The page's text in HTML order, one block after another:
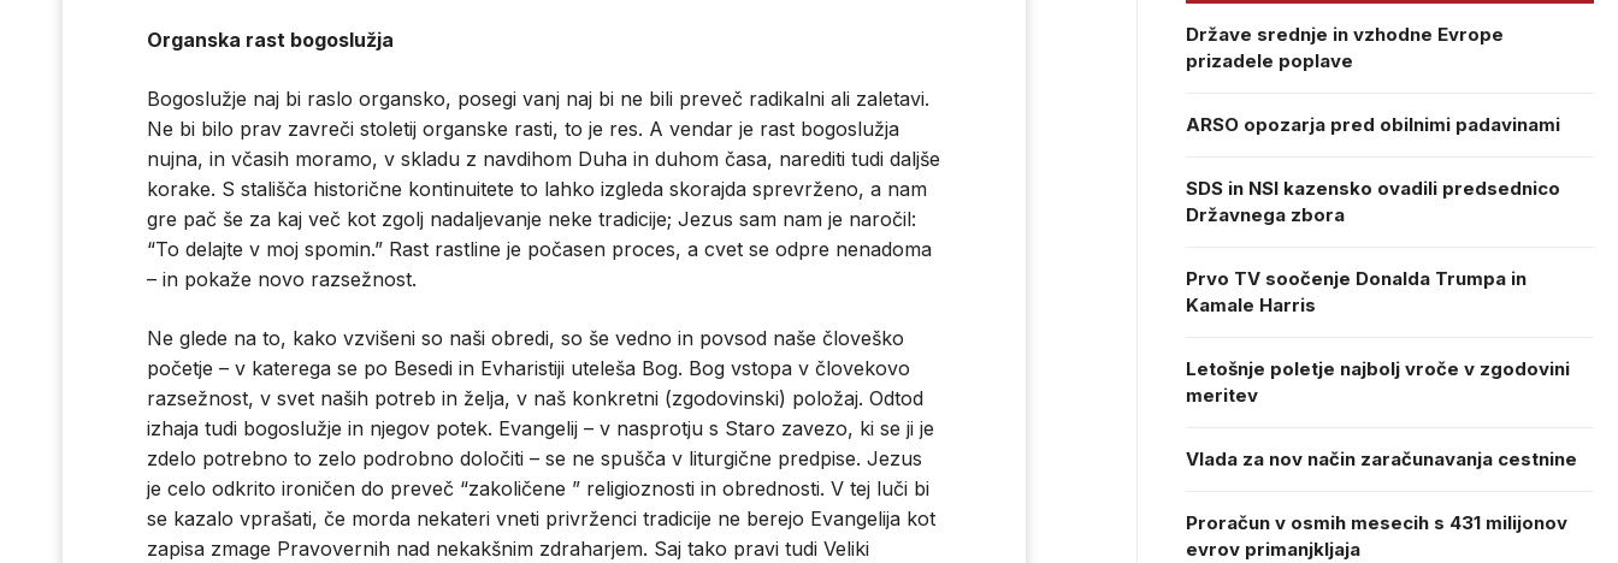
Organska rast bogoslužja
Bogoslužje naj bi raslo organsko, posegi vanj naj bi ne bili preveč radikalni ali zaletavi.
Ne bi bilo prav zavreči stoletij organske rasti, to je res. A vendar je rast bogoslužja
nujna, in včasih moramo, v skladu z navdihom Duha in duhom časa, narediti tudi daljše
korake. S stališča historične kontinuitete to lahko izgleda skorajda sprevrženo, a nam
gre pač še za kaj več kot zgolj nadaljevanje neke tradicije; Jezus sam nam je naročil:
“To delajte v moj spomin.” Rast rastline je počasen proces, a cvet se odpre nenadoma
– in pokaže novo razsežnost.
Ne glede na to, kako vzvišeni so naši obredi, so še vedno in povsod naše človeško
početje – v katerega se po Besedi in Evharistiji uteleša Bog. Bog vstopa v človekovo
razsežnost, v svet naših potreb in želja, v naš konkretni (zgodovinski) položaj. Odtod
izhaja tudi bogoslužje in njegov potek. Evangelij – v nasprotju s Staro zavezo, ki se ji je
zdelo potrebno to zelo podrobno določiti – se ne spušča v liturgične predpise. Jezus
je celo odkrito ironičen do preveč “zakoličene ” religioznosti in obrednosti. V tej luči bi
se kazalo vprašati, če morda nekateri vneti privrženci tradicije ne berejo Evangelija kot
zapisa zmage Pravovernih nad nekakšnim zdraharjem. Saj tako pravi tudi Veliki
Države srednje in vzhodne Evrope
prizadele poplave
ARSO opozarja pred obilnimi padavinami
SDS in NSI kazensko ovadili predsednico
Državnega zbora
Prvo TV soočenje Donalda Trumpa in
Kamale Harris
Letošnje poletje najbolj vroče v zgodovini
meritev
Vlada za nov način zaračunavanja cestnine
Proračun v osmih mesecih s 431 milijonov
evrov primanjkljaja